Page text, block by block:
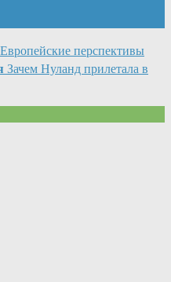
Европейские перспективы
Зачем Нуланд прилетала в